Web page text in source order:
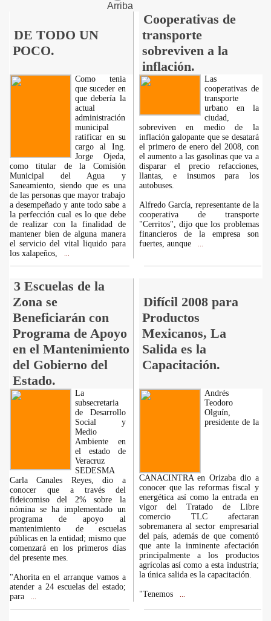
Arriba
DE TODO UN
POCO.
Cooperativas de
transporte
sobreviven a la
inflación.
Como tenia
que suceder en
que debería la
actual
administración
municipal
ratificar en su
cargo al Ing.
Jorge Ojeda,
como titular de la Comisión
Municipal del Agua y
Saneamiento, siendo que es una
de las personas que mayor trabajo
a desempeñado y ante todo sabe a
la perfección cual es lo que debe
de realizar con la finalidad de
mantener bien de alguna manera
el servicio del vital liquido para
los xalapeños,
Las
cooperativas de
transporte
urbano en la
ciudad,
sobreviven en medio de la
inflación galopante que se desatará
el primero de enero del 2008, con
el aumento a las gasolinas que va a
disparar el precio refacciones,
llantas, e insumos para los
autobuses.
Alfredo García, representante de la
cooperativa de transporte
"Cerritos", dijo que los problemas
financieros de la empresa son
fuertes, aunque
3 Escuelas de la
Zona se
Beneficiarán con
Programa de Apoyo
en el Mantenimiento
del Gobierno del
Estado.
Difícil 2008 para
Productos
Mexicanos, La
Salida es la
Capacitación.
La
subsecretaria
de Desarrollo
Social y
Medio
Ambiente en
el estado de
Veracruz
SEDESMA
Carla Canales Reyes, dio a
conocer que a través del
fideicomiso del 2% sobre la
nómina se ha implementado un
programa de apoyo al
mantenimiento de escuelas
públicas en la entidad; mismo que
comenzará en los primeros días
del presente mes.
"Ahorita en el arranque vamos a
atender a 24 escuelas del estado;
para
Andrés
Teodoro
Olguín,
presidente de la
CANACINTRA en Orizaba dio a
conocer que las reformas fiscal y
energética así como la entrada en
vigor del Tratado de Libre
comercio TLC afectaran
sobremanera al sector empresarial
del país, además de que comentó
que ante la inminente afectación
principalmente a los productos
agrícolas así como a esta industria;
la única salida es la capacitación.
"Tenemos